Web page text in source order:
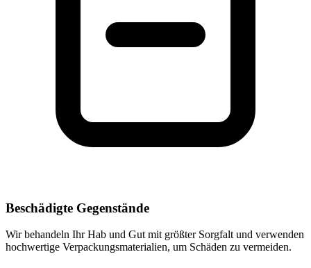
Beschädigte Gegenstände
Wir behandeln Ihr Hab und Gut mit größter Sorgfalt und verwenden
hochwertige Verpackungsmaterialien, um Schäden zu vermeiden.